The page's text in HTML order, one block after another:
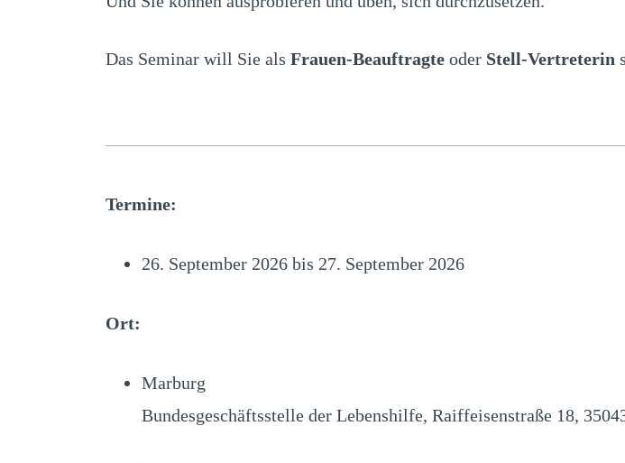
Das Seminar will Sie als Frauen-Beauftragte oder Stell-Vertreterin
Termine:
26. September 2026 bis 27. September 2026
Ort:
Marburg
Bundesgeschäftsstelle der Lebenshilfe, Raiffeisenstraße 18,